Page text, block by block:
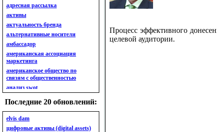
адресная рассылка
активы
актуальность бренда
альтернативные носители
амбассадор
американская ассоциация
маркетинга
американское общество по
связям с общественностью
анализ swot
анализ бизнес-портфеля
анализ имиджа
анализ кластерный
Последние 20 обновлений:
elvis dam
цифровые активы (digital assets)
Процесс эффективного
целевой аудитории.